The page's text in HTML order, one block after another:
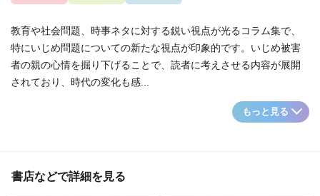
教育や社会問題、時事ネタに対する鋭い視点が光るコラム集で、
特にいじめ問題についての新たな視点が印象的です。いじめ被害
者の親の心情を掘り下げることで、読者に考えさせる内容が展開
されており、時代の変化も感...
もっと見る
書店などで詳細を見る